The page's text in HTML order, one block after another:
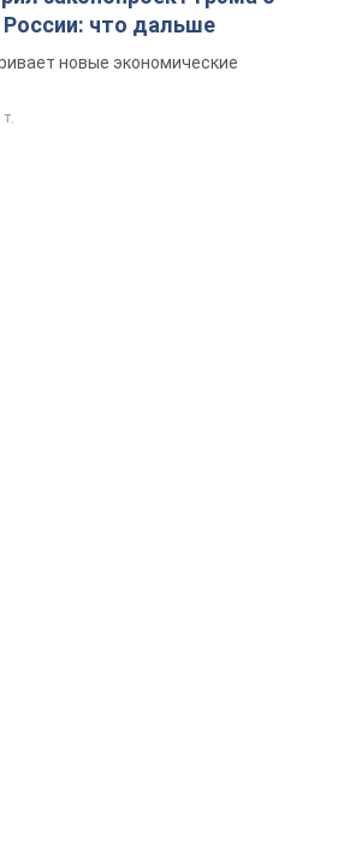
России: что дальше
новые экономические
т.